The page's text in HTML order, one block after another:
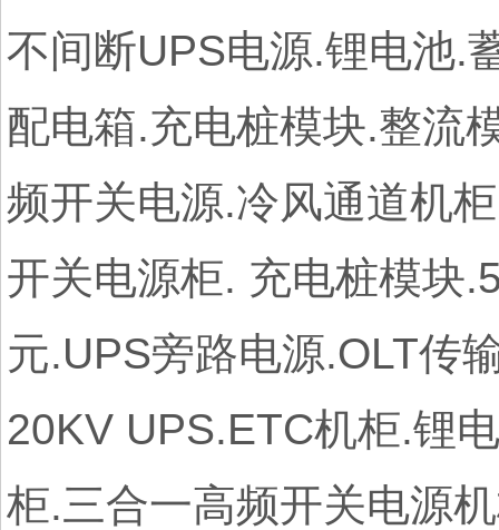
不间断UPS电源.锂电池.
配电箱.充电桩模块.整流
频开关电源.冷风通道机
开关电源柜. 充电桩模块
元.UPS旁路电源.OLT传
20KV UPS.ETC机柜.锂
柜.三合一高频开关电源